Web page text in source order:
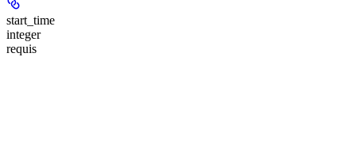
start_time
integer
requis